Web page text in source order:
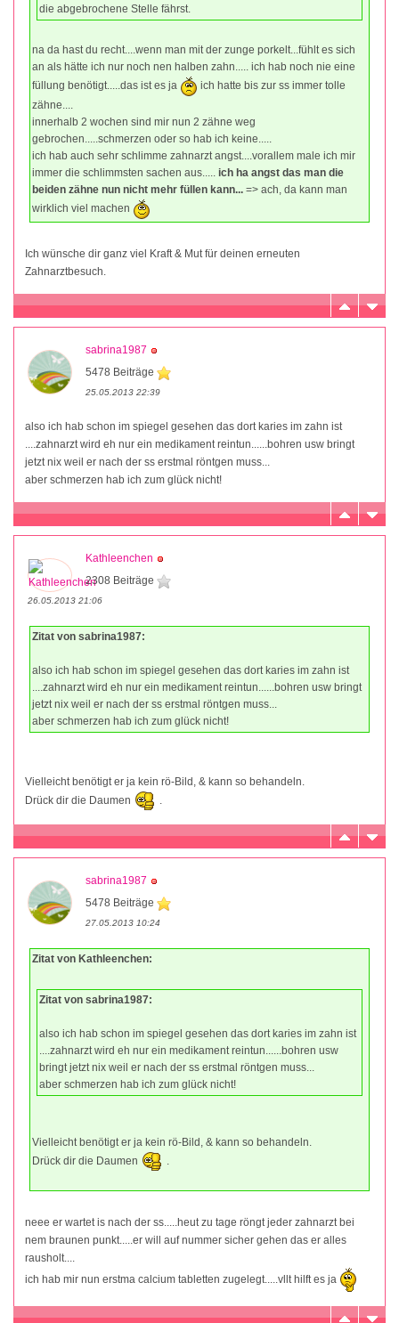
die abgebrochene Stelle fährst.
na da hast du recht....wenn man mit der zunge porkelt...fühlt es sich
an als hätte ich nur noch nen halben zahn..... ich hab noch nie eine
füllung benötigt.....das ist es ja
ich hatte bis zur ss immer tolle
zähne....
innerhalb 2 wochen sind mir nun 2 zähne weg
gebrochen.....schmerzen oder so hab ich keine.....
ich hab auch sehr schlimme zahnarzt angst....vorallem male ich mir
immer die schlimmsten sachen aus..... ich ha angst das man die
beiden zähne nun nicht mehr füllen kann... => ach, da kann man
wirklich viel machen
Ich wünsche dir ganz viel Kraft & Mut für deinen erneuten
Zahnarztbesuch.
sabrina1987
5478 Beiträge
25.05.2013 22:39
also ich hab schon im spiegel gesehen das dort karies im zahn ist
....zahnarzt wird eh nur ein medikament reintun......bohren usw bringt
jetzt nix weil er nach der ss erstmal röntgen muss...
aber schmerzen hab ich zum glück nicht!
Kathleenchen
2308 Beiträge
26.05.2013 21:06
Zitat von sabrina1987:
also ich hab schon im spiegel gesehen das dort karies im zahn ist
....zahnarzt wird eh nur ein medikament reintun......bohren usw bringt
jetzt nix weil er nach der ss erstmal röntgen muss...
aber schmerzen hab ich zum glück nicht!
Vielleicht benötigt er ja kein rö-Bild, & kann so behandeln.
Drück dir die Daumen
.
sabrina1987
5478 Beiträge
27.05.2013 10:24
Zitat von Kathleenchen:
Zitat von sabrina1987:
also ich hab schon im spiegel gesehen das dort karies im zahn ist
....zahnarzt wird eh nur ein medikament reintun......bohren usw
bringt jetzt nix weil er nach der ss erstmal röntgen muss...
aber schmerzen hab ich zum glück nicht!
Vielleicht benötigt er ja kein rö-Bild, & kann so behandeln.
Drück dir die Daumen
.
neee er wartet is nach der ss.....heut zu tage röngt jeder zahnarzt bei
nem braunen punkt.....er will auf nummer sicher gehen das er alles
rausholt....
ich hab mir nun erstma calcium tabletten zugelegt.....vllt hilft es ja